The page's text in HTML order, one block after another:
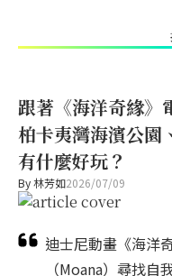
跟著《海洋奇緣》
柏卡夷灣海濱公園
有什麼好玩？
By林芳如2026/07/09
迪士尼動畫《海洋
（Moana）尋找自